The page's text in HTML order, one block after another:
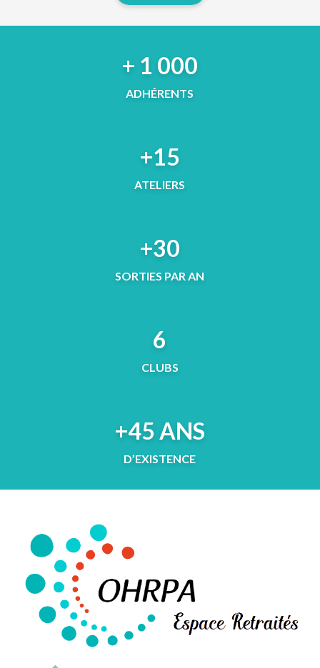
+ 1 000
ADHÉRENTS
+15
ATELIERS
+30
SORTIES PAR AN
6
CLUBS
+45 ANS
D’EXISTENCE